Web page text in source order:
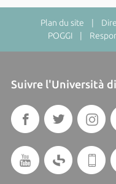
Plan du site |
POGGI |
Suivre l'Università